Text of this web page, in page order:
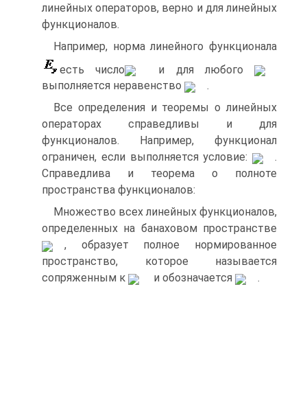
линейных операторов, верно и для линейных
функционалов.
Например, норма линейного функционала
есть число
и для любого
выполняется неравенство
.
Все определения и теоремы о линейных
операторах справедливы и для
функционалов. Например, функционал
ограничен, если выполняется условие:
.
Справедлива и теорема о полноте
пространства функционалов:
Множество всех линейных функционалов,
определенных на банаховом пространстве
, образует полное нормированное
пространство, которое называется
сопряженным к
и обозначается .